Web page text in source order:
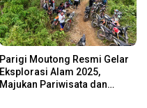
Parigi Moutong Resmi Gelar
Eksplorasi Alam 2025,
Majukan Pariwisata dan